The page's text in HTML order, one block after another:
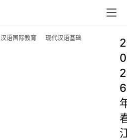
汉语国际教育 现代汉语基础
2
0
2
6